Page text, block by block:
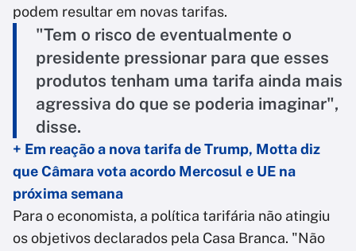
podem resultar em novas tarifas.
"Tem o risco de eventualmente o
presidente pressionar para que esses
produtos tenham uma tarifa ainda mais
agressiva do que se poderia imaginar",
disse.
+ Em reação a nova tarifa de Trump, Motta diz
que Câmara vota acordo Mercosul e UE na
próxima semana
Para o economista, a política tarifária não atingiu
os objetivos declarados pela Casa Branca. "Não